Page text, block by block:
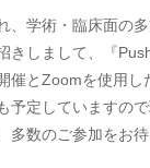
、学術・臨床面の
きしまして、『
催とZoomを使用
予定していますの
数のご参加をお待